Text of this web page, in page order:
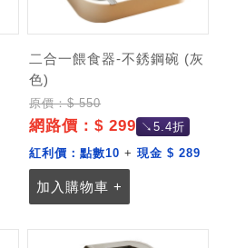
二合一餵食器-不銹鋼碗 (灰
色)
原價：$ 550
網路價：$ 299 ↘5.4折
紅利價：點數10 +現金 $ 289
加入購物車 +